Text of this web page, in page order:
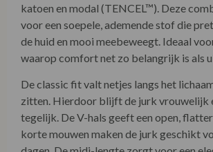
katoen en modal (TENCEL™). Deze
voor een soepele, ademende stof die
de huid en mooi meebeweegt. Ideaal
waarop comfort net zo belangrijk is als
De classic fit valt netjes langs het
zitten. Hierdoor blijft de jurk vrouwelijk
tegelijk. De V-hals geeft een open,
korte mouwen maken de jurk geschikt